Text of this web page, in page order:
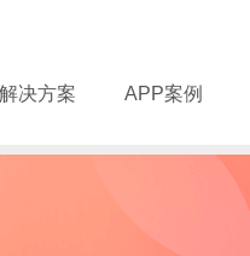
解决方案 APP案例